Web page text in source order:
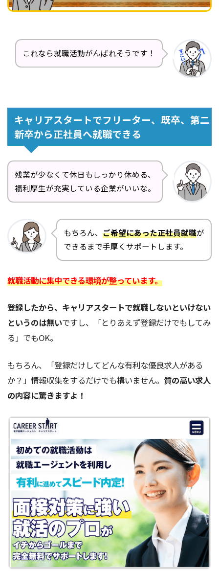
これなら就職活動がんばれそうです！
キャリアスタートでフリーター、既卒、第二
新卒から正社員へ就職できる
残業が少なくて休日もしっかり休める、
福利厚生が充実している企業がいいな。
もちろん、 ご希望にあった正社員就職が
できるまで手厚くサポートします。
就職活動に集中できる環境が整っています。
登録したから、キャリアスタートで就職しないといけない
というのは無いですし、「とりあえず登録だけでもしてみ
る」でもOK。
もちろん、「登録だけしてどんな有利な優良求人がある
か？」情報収集をするだけでも構いません。 質の高い求人
の内容に驚きますよ！